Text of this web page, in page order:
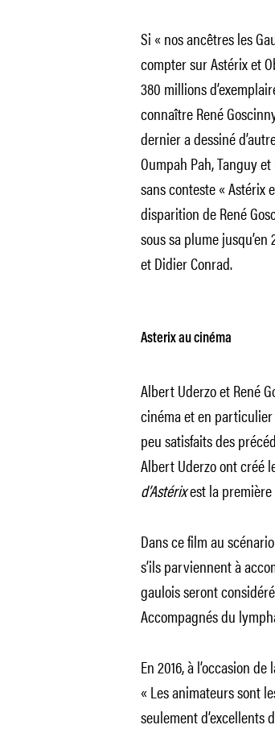
Si « nos ancêtres les
compter sur Astérix et
380 millions
connaître René
dernier a dessiné
Oumpah Pah, Tanguy
sans conteste « Astérix
disparition de René
sous sa plume
et Didier Conrad.
Asterix au cinéma
Albert Uderzo et René
cinéma et en particulier
peu satisfaits des
Albert Uderzo ont créé
d’Astérixest la
Dans ce film au
s’ils parviennent à
gaulois seront
Accompagnés du
En 2016, à l’occasion
«Les animateurs sont
seulement d’excellents